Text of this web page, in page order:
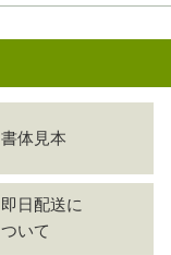
書体見本
即日配送に
ついて